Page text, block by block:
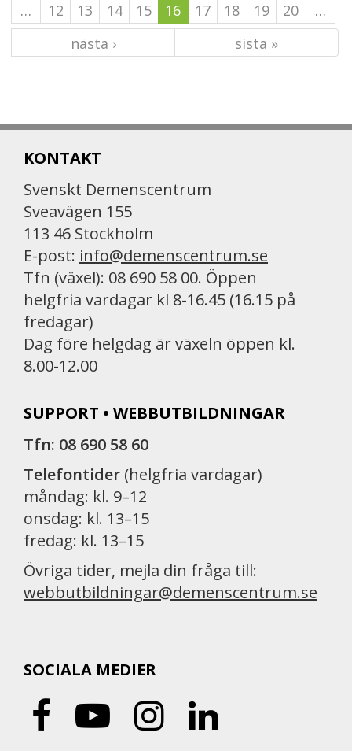
…
12 13 14 15 16 17 18 19 20
…
nästa ›
sista »
KONTAKT
Svenskt Demenscentrum
Sveavägen 155
113 46 Stockholm
E-post: info@demenscentrum.se
Tfn (växel): 08 690 58 00. Öppen
helgfria vardagar kl 8-16.45 (16.15 på
fredagar)
Dag före helgdag är växeln öppen kl.
8.00-12.00
SUPPORT • WEBBUTBILDNINGAR
Tfn: 08 690 58 60
Telefontider (helgfria vardagar)
måndag: kl. 9–12
onsdag: kl. 13–15
fredag: kl. 13–15
Övriga tider, mejla din fråga till:
webbutbildningar@demenscentrum.se
SOCIALA MEDIER